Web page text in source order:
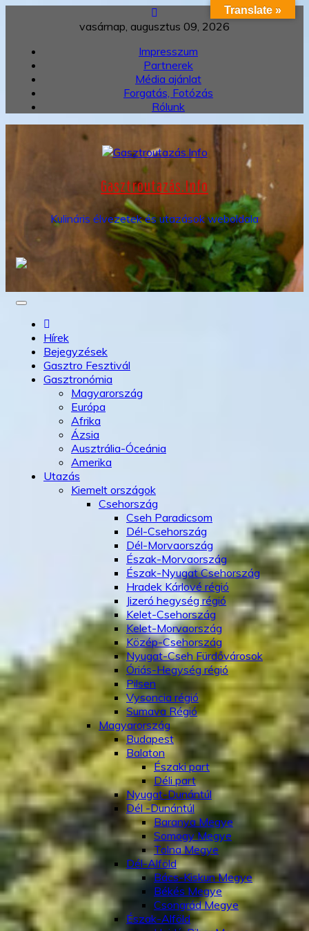
vasárnap, augusztus 09, 2026
Impresszum
Partnerek
Média ajánlat
Forgatás, Fotózás
Rólunk
Gasztroutazás.Info
Kulináris élvezetek és utazások weboldala
Hírek
Bejegyzések
Gasztro Fesztivál
Gasztronómia
Magyarország
Európa
Afrika
Ázsia
Ausztrália-Óceánia
Amerika
Utazás
Kiemelt országok
Csehország
Cseh Paradicsom
Dél-Csehország
Dél-Morvaország
Észak-Morvaország
Észak-Nyugat Csehország
Hradek Kárlové régió
Jizeró hegység régió
Kelet-Csehország
Kelet-Morvaország
Közép-Csehország
Nyugat-Cseh Fürdővárosok
Óriás-Hegység régió
Pilsen
Vysoncia régió
Sumava Régió
Magyarország
Budapest
Balaton
Északi part
Déli part
Nyugat-Dunántúl
Dél -Dunántúl
Baranya Megye
Somogy Megye
Tolna Megye
Dél-Alföld
Bács-Kiskun Megye
Békés Megye
Csongrád Megye
Észak-Alföld
Translate »